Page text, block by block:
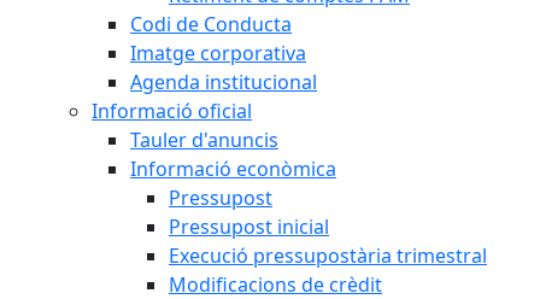
Codi de Conducta
Imatge corporativa
Agenda institucional
Informació oficial
Tauler d'anuncis
Informació econòmica
Pressupost
Pressupost inicial
Execució pressupostària trimestral
Modificacions de crèdit